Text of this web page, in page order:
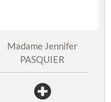
Madame Jennifer
PASQUIER